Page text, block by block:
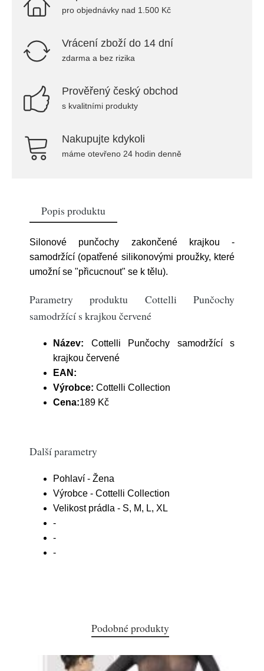
pro objednávky nad 1.500 Kč
Vrácení zboží do 14 dní
zdarma a bez rizika
Prověřený český obchod
s kvalitními produkty
Nakupujte kdykoli
máme otevřeno 24 hodin denně
Popis produktu
Silonové punčochy zakončené krajkou -
samodržící (opatřené silikonovými proužky, které
umožní se "přicucnout" se k tělu).
Parametry produktu Cottelli Punčochy
samodržící s krajkou červené
Název: Cottelli Punčochy samodržící s
krajkou červené
EAN:
Výrobce: Cottelli Collection
Cena:189 Kč
Další parametry
Pohlaví - Žena
Výrobce - Cottelli Collection
Velikost prádla - S, M, L, XL
-
-
-
Podobné produkty